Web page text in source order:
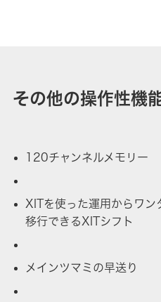
その他の操作性機
120チャンネルメモリー
XITを使った運用からワン
移行できるXITシフト
メインツマミの早送り